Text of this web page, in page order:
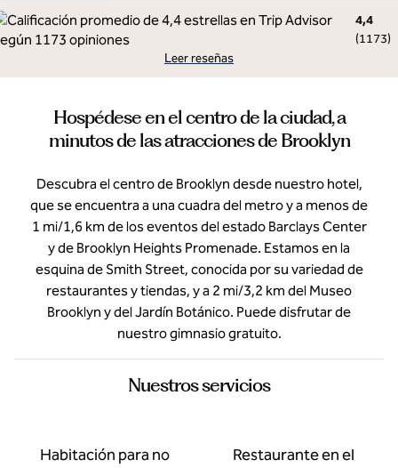
4,4
(1173)
Leer reseñas
Hospédese en el centro de la ciudad, a
minutos de las atracciones de Brooklyn
Descubra el centro de Brooklyn desde nuestro hotel,
que se encuentra a una cuadra del metro y a menos de
1 mi/1,6 km de los eventos del estado Barclays Center
y de Brooklyn Heights Promenade. Estamos en la
esquina de Smith Street, conocida por su variedad de
restaurantes y tiendas, y a 2 mi/3,2 km del Museo
Brooklyn y del Jardín Botánico. Puede disfrutar de
nuestro gimnasio gratuito.
Nuestros servicios
Habitación para no
Restaurante en el